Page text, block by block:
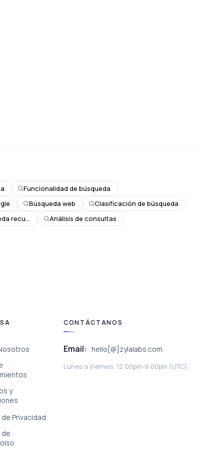
Funcionalidad de búsqueda
Búsqueda web
Clasificación de búsqueda
Resultados de búsqueda recuperación
Análisis de consultas
y
Privacidad
de
CONTÁCTANOS
Email: hello[@]zylalabs.com
Lunes a Viernes; 12:00pm-9:00pm (UTC).